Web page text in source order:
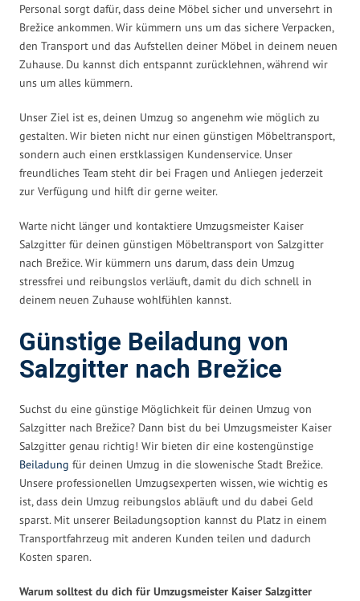
Personal sorgt dafür, dass deine Möbel sicher und unversehrt in
Brežice ankommen. Wir kümmern uns um das sichere Verpacken,
den Transport und das Aufstellen deiner Möbel in deinem neuen
Zuhause. Du kannst dich entspannt zurücklehnen, während wir
uns um alles kümmern.
Unser Ziel ist es, deinen Umzug so angenehm wie möglich zu
gestalten. Wir bieten nicht nur einen günstigen Möbeltransport,
sondern auch einen erstklassigen Kundenservice. Unser
freundliches Team steht dir bei Fragen und Anliegen jederzeit
zur Verfügung und hilft dir gerne weiter.
Warte nicht länger und kontaktiere Umzugsmeister Kaiser
Salzgitter für deinen günstigen Möbeltransport von Salzgitter
nach Brežice. Wir kümmern uns darum, dass dein Umzug
stressfrei und reibungslos verläuft, damit du dich schnell in
deinem neuen Zuhause wohlfühlen kannst.
Günstige Beiladung von
Salzgitter nach Brežice
Suchst du eine günstige Möglichkeit für deinen Umzug von
Salzgitter nach Brežice? Dann bist du bei Umzugsmeister Kaiser
Salzgitter genau richtig! Wir bieten dir eine kostengünstige
Beiladung für deinen Umzug in die slowenische Stadt Brežice.
Unsere professionellen Umzugsexperten wissen, wie wichtig es
ist, dass dein Umzug reibungslos abläuft und du dabei Geld
sparst. Mit unserer Beiladungsoption kannst du Platz in einem
Transportfahrzeug mit anderen Kunden teilen und dadurch
Kosten sparen.
Warum solltest du dich für Umzugsmeister Kaiser Salzgitter